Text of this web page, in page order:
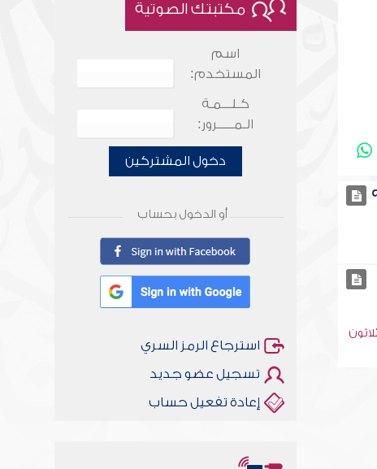
مكتبتك الصوتية
اسم
المستخدم:
كـلـــمـة
الـمـــــرور:
دخول المشتركين
أو الدخول بحساب
استرجاع الرمز السري
تسجيل عضو جديد
إعادة تفعيل حساب